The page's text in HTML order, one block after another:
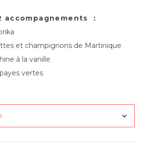
accompagnements :
et champignons de Martinique
à la vanille
vertes